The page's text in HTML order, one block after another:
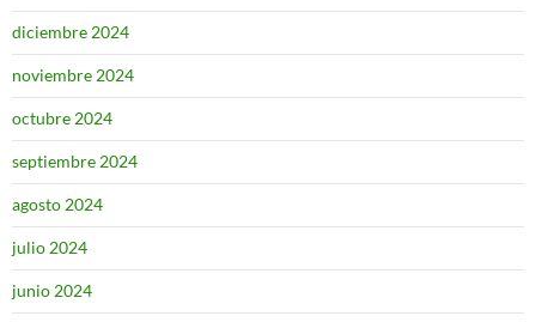
diciembre 2024
noviembre 2024
octubre 2024
septiembre 2024
agosto 2024
julio 2024
junio 2024